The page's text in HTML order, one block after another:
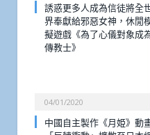
誘惑更多人成為信徒將全
界奉獻給邪惡女神，休閒
擬遊戲《為了心儀對象成
傳教士》
04/01/2020
中國自主製作《月姫》動